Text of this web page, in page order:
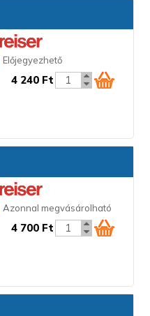
Előjegyezhető
4 240 Ft
Azonnal megvásárolható
4 700 Ft